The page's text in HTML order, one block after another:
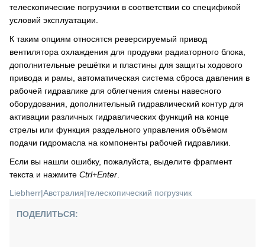
телескопические погрузчики в соответствии со спецификой
условий эксплуатации.
К таким опциям относятся реверсируемый привод
вентилятора охлаждения для продувки радиаторного блока,
дополнительные решётки и пластины для защиты ходового
привода и рамы, автоматическая система сброса давления в
рабочей гидравлике для облегчения смены навесного
оборудования, дополнительный гидравлический контур для
активации различных гидравлических функций на конце
стрелы или функция раздельного управления объёмом
подачи гидромасла на компоненты рабочей гидравлики.
Если вы нашли ошибку, пожалуйста, выделите фрагмент
текста и нажмите Ctrl+Enter
Liebherr|Австралия|телескопический погрузчик
ПОДЕЛИТЬСЯ: